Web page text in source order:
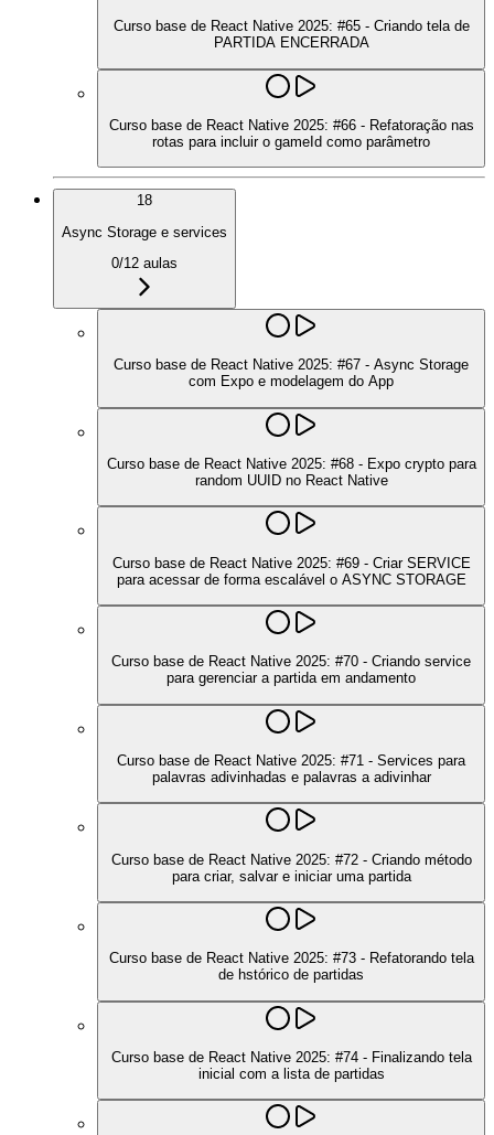
Curso base de React Native 2025: #65 - Criando tela de
PARTIDA ENCERRADA
Curso base de React Native 2025: #66 - Refatoração nas
rotas para incluir o gameId como parâmetro
18
Async Storage e services
0/12 aulas
Curso base de React Native 2025: #67 - Async Storage
com Expo e modelagem do App
Curso base de React Native 2025: #68 - Expo crypto para
random UUID no React Native
Curso base de React Native 2025: #69 - Criar SERVICE
para acessar de forma escalável o ASYNC STORAGE
Curso base de React Native 2025: #70 - Criando service
para gerenciar a partida em andamento
Curso base de React Native 2025: #71 - Services para
palavras adivinhadas e palavras a adivinhar
Curso base de React Native 2025: #72 - Criando método
para criar, salvar e iniciar uma partida
Curso base de React Native 2025: #73 - Refatorando tela
de hstórico de partidas
Curso base de React Native 2025: #74 - Finalizando tela
inicial com a lista de partidas